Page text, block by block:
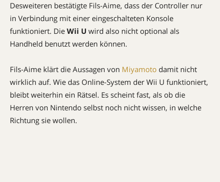
Desweiteren bestätigte Fils-Aime, dass der Controller nur
in Verbindung mit einer eingeschalteten Konsole
funktioniert. Die Wii U wird also nicht optional als
Handheld benutzt werden können.
Fils-Aime klärt die Aussagen von Miyamoto damit nicht
wirklich auf. Wie das Online-System der Wii U funktioniert,
bleibt weiterhin ein Rätsel. Es scheint fast, als ob die
Herren von Nintendo selbst noch nicht wissen, in welche
Richtung sie wollen.